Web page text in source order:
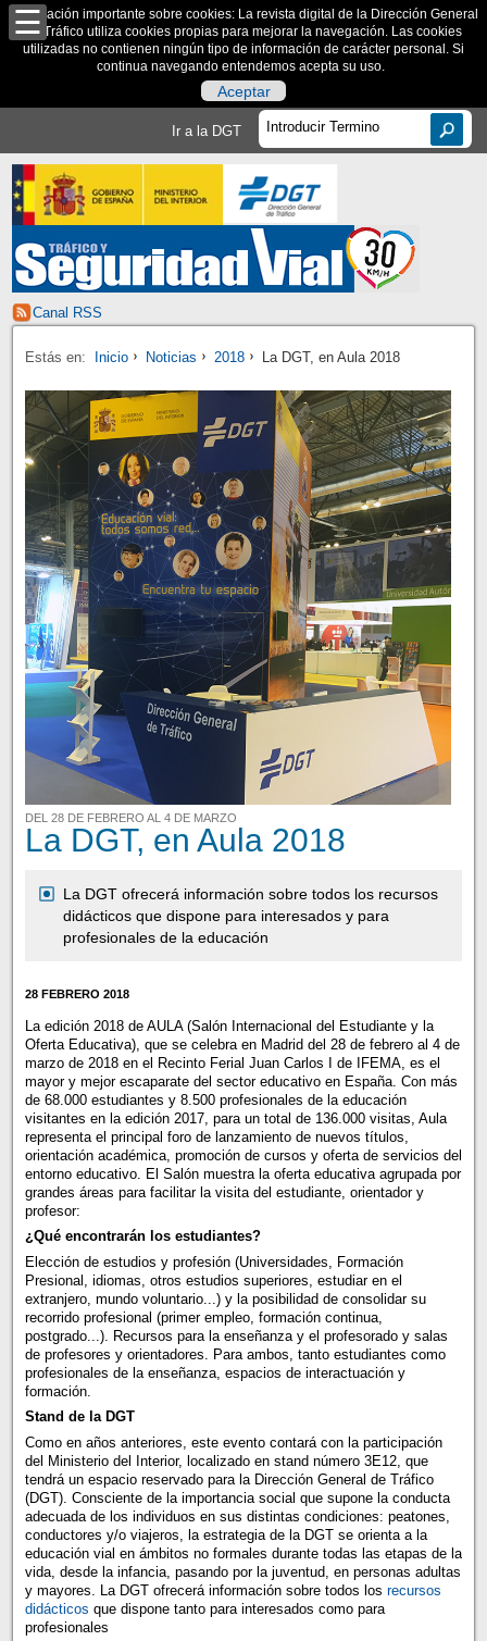
Información importante sobre cookies: La revista digital de la Dirección General
de Tráfico utiliza cookies propias para mejorar la navegación. Las cookies
utilizadas no contienen ningún tipo de información de carácter personal. Si
continua navegando entendemos acepta su uso.
Aceptar
Ir a la DGT
Canal RSS
Estás en: Inicio Noticias 2018 La DGT, en Aula 2018
DEL 28 DE FEBRERO AL 4 DE MARZO
La DGT, en Aula 2018
La DGT ofrecerá información sobre todos los recursos
didácticos que dispone para interesados y para
profesionales de la educación
28 FEBRERO 2018
La edición 2018 de AULA (Salón Internacional del Estudiante y la
Oferta Educativa), que se celebra en Madrid del 28 de febrero al 4 de
marzo de 2018 en el Recinto Ferial Juan Carlos I de IFEMA, es el
mayor y mejor escaparate del sector educativo en España. Con más
de 68.000 estudiantes y 8.500 profesionales de la educación
visitantes en la edición 2017, para un total de 136.000 visitas, Aula
representa el principal foro de lanzamiento de nuevos títulos,
orientación académica, promoción de cursos y oferta de servicios del
entorno educativo. El Salón muestra la oferta educativa agrupada por
grandes áreas para facilitar la visita del estudiante, orientador y
profesor:
¿Qué encontrarán los estudiantes?
Elección de estudios y profesión (Universidades, Formación
Presional, idiomas, otros estudios superiores, estudiar en el
extranjero, mundo voluntario...) y la posibilidad de consolidar su
recorrido profesional (primer empleo, formación continua,
postgrado...). Recursos para la enseñanza y el profesorado y salas
de profesores y orientadores. Para ambos, tanto estudiantes como
profesionales de la enseñanza, espacios de interactuación y
formación.
Stand de la DGT
Como en años anteriores, este evento contará con la participación
del Ministerio del Interior, localizado en stand número 3E12, que
tendrá un espacio reservado para la Dirección General de Tráfico
(DGT). Consciente de la importancia social que supone la conducta
adecuada de los individuos en sus distintas condiciones: peatones,
conductores y/o viajeros, la estrategia de la DGT se orienta a la
educación vial en ámbitos no formales durante todas las etapas de la
vida, desde la infancia, pasando por la juventud, en personas adultas
y mayores. La DGT ofrecerá información sobre todos los recursos
didácticos que dispone tanto para interesados como para
profesionales